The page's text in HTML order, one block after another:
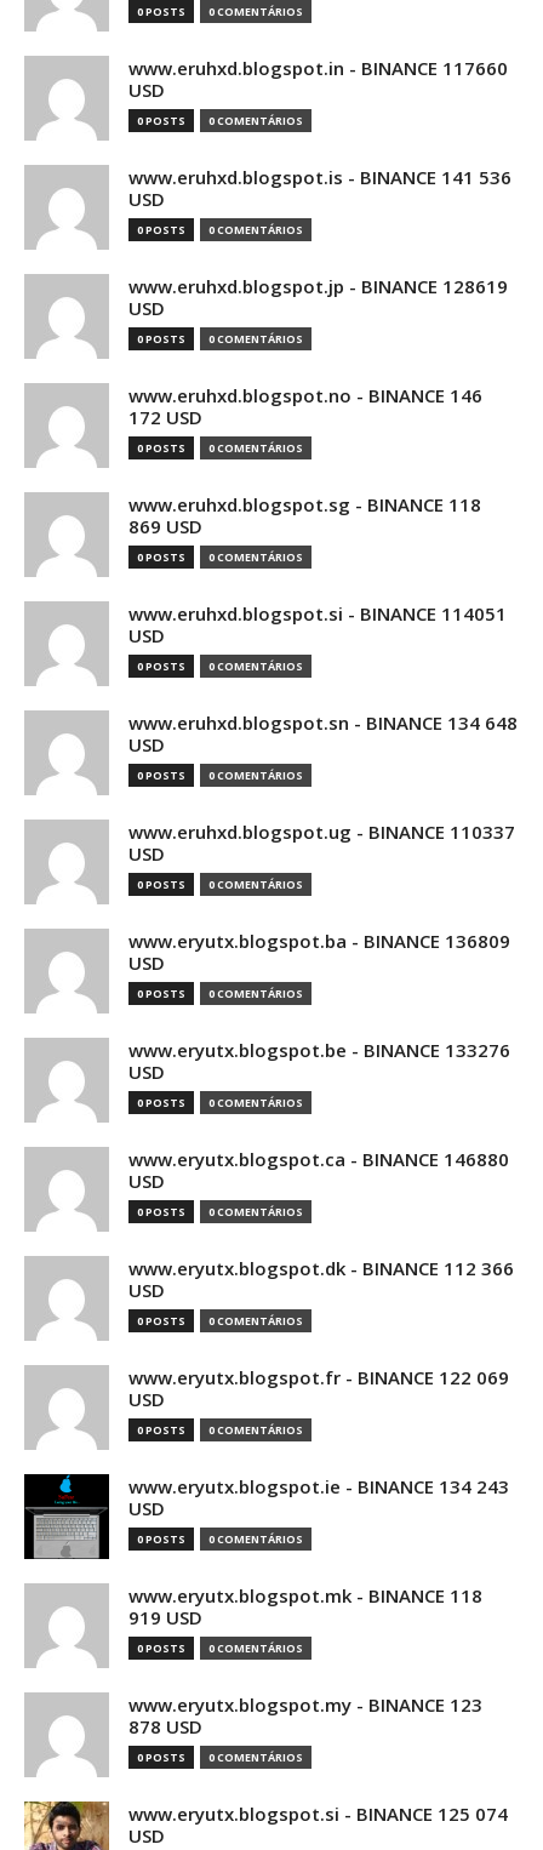
0 POSTS 0 COMENTÁRIOS
www.eruhxd.blogspot.in - BINANCE 117660
USD
0 POSTS 0 COMENTÁRIOS
www.eruhxd.blogspot.is - BINANCE 141 536
USD
0 POSTS 0 COMENTÁRIOS
www.eruhxd.blogspot.jp - BINANCE 128619
USD
0 POSTS 0 COMENTÁRIOS
www.eruhxd.blogspot.no - BINANCE 146
172 USD
0 POSTS 0 COMENTÁRIOS
www.eruhxd.blogspot.sg - BINANCE 118
869 USD
0 POSTS 0 COMENTÁRIOS
www.eruhxd.blogspot.si - BINANCE 114051
USD
0 POSTS 0 COMENTÁRIOS
www.eruhxd.blogspot.sn - BINANCE 134 648
USD
0 POSTS 0 COMENTÁRIOS
www.eruhxd.blogspot.ug - BINANCE 110337
USD
0 POSTS 0 COMENTÁRIOS
www.eryutx.blogspot.ba - BINANCE 136809
USD
0 POSTS 0 COMENTÁRIOS
www.eryutx.blogspot.be - BINANCE 133276
USD
0 POSTS 0 COMENTÁRIOS
www.eryutx.blogspot.ca - BINANCE 146880
USD
0 POSTS 0 COMENTÁRIOS
www.eryutx.blogspot.dk - BINANCE 112 366
USD
0 POSTS 0 COMENTÁRIOS
www.eryutx.blogspot.fr - BINANCE 122 069
USD
0 POSTS 0 COMENTÁRIOS
www.eryutx.blogspot.ie - BINANCE 134 243
USD
0 POSTS 0 COMENTÁRIOS
www.eryutx.blogspot.mk - BINANCE 118
919 USD
0 POSTS 0 COMENTÁRIOS
www.eryutx.blogspot.my - BINANCE 123
878 USD
0 POSTS 0 COMENTÁRIOS
www.eryutx.blogspot.si - BINANCE 125 074
USD